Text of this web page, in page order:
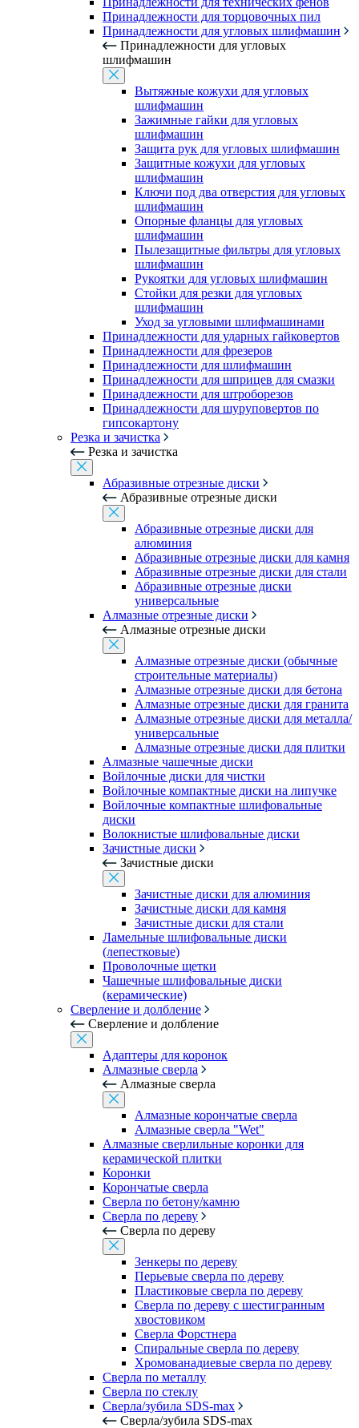
Принадлежности для торцовочных пил
Принадлежности для угловых шлифмашин
Принадлежности для угловых
шлифмашин
Вытяжные кожухи для угловых
шлифмашин
Зажимные гайки для угловых
шлифмашин
Защита рук для угловых шлифмашин
Защитные кожухи для угловых
шлифмашин
Ключи под два отверстия для угловых
шлифмашин
Опорные фланцы для угловых
шлифмашин
Пылезащитные фильтры для угловых
шлифмашин
Рукоятки для угловых шлифмашин
Стойки для резки для угловых
шлифмашин
Уход за угловыми шлифмашинами
Принадлежности для ударных гайковертов
Принадлежности для фрезеров
Принадлежности для шлифмашин
Принадлежности для шприцев для смазки
Принадлежности для штроборезов
Принадлежности для шуруповертов по
гипсокартону
Резка и зачистка
Резка и зачистка
Абразивные отрезные диски
Абразивные отрезные диски
Абразивные отрезные диски для
алюминия
Абразивные отрезные диски для камня
Абразивные отрезные диски для стали
Абразивные отрезные диски
универсальные
Алмазные отрезные диски
Алмазные отрезные диски
Алмазные отрезные диски (обычные
строительные материалы)
Алмазные отрезные диски для бетона
Алмазные отрезные диски для гранита
Алмазные отрезные диски для металла/
универсальные
Алмазные отрезные диски для плитки
Алмазные чашечные диски
Войлочные диски для чистки
Войлочные компактные диски на липучке
Войлочные компактные шлифовальные
диски
Волокнистые шлифовальные диски
Зачистные диски
Зачистные диски
Зачистные диски для алюминия
Зачистные диски для камня
Зачистные диски для стали
Ламельные шлифовальные диски
(лепестковые)
Проволочные щетки
Чашечные шлифовальные диски
(керамические)
Сверление и долбление
Сверление и долбление
Адаптеры для коронок
Алмазные сверла
Алмазные сверла
Алмазные корончатые сверла
Алмазные сверла "Wet"
Алмазные сверлильные коронки для
керамической плитки
Коронки
Корончатые сверла
Сверла по бетону/камню
Сверла по дереву
Сверла по дереву
Зенкеры по дереву
Перьевые сверла по дереву
Пластиковые сверла по дереву
Сверла по дереву с шестигранным
хвостовиком
Сверла Форстнера
Спиральные сверла по дереву
Хромованадиевые сверла по дереву
Сверла по металлу
Сверла по стеклу
Сверла/зубила SDS-max
Сверла/зубила SDS-max